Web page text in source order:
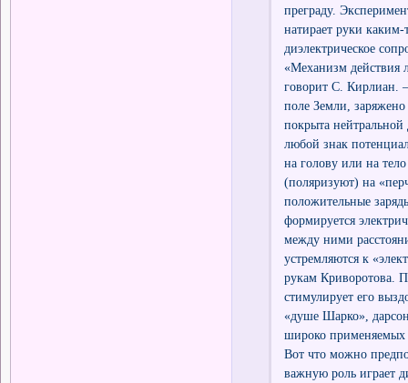
преграду.
натирает руки
диэлектрическое
«Механизм действия
говорит С. Кирлиан.
поле Земли,
покрыта нейтральной
любой знак
на голову или на
(поляризуют) на
положительные
формируется
между ними
устремляются к
рукам Криворотова.
стимулирует его
«душе Шарко»,
широко
Вот что можно
важную роль играет